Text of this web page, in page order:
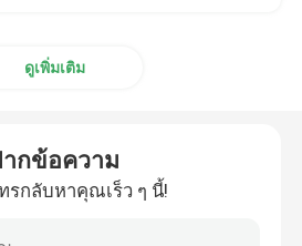
ดูเพิ่มเติม
กข้อความ
รกลับหาคุณเร็ว ๆ นี้!